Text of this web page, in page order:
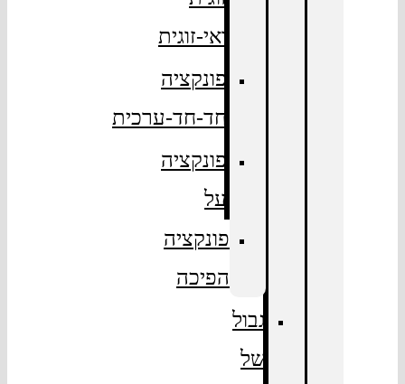
ואי-זוגית
פונקציה
חד-חד-ערכית
פונקציה
פונקציה
הפיכה
גבול